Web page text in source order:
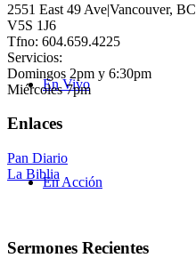
En Vivo
En Acción
2551 East 49 Ave|Vancouver, BC
V5S 1J6
Tfno: 604.659.4225
Servicios:
Domingos 2pm y 6:30pm
Miércoles 7pm
Enlaces
Pan Diario
La Biblia
Sermones Recientes